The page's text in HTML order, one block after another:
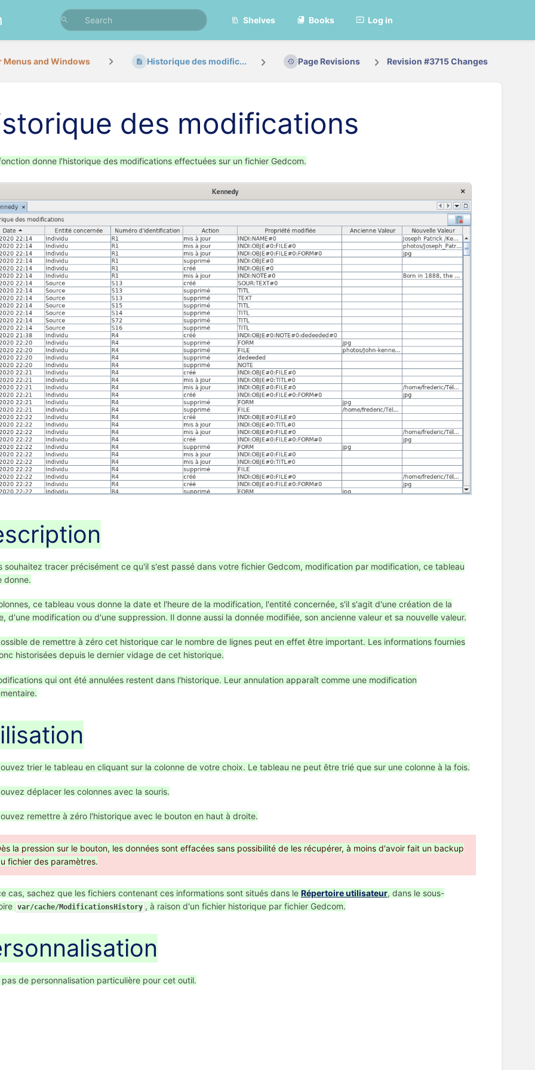
Shelves Books Log in
Menus and Windows Historique des modific... Page Revisions Revision #3715 Changes
des modifications
donne l'historique des modifications effectuées sur un fichier Gedcom.
souhaitez tracer précisément ce qu'il s'est passé dans votre fichier Gedcom, modification par modification, ce tableau
donne.
ce tableau vous donne la date et l'heure de la modification, l'entité concernée, s'il s'agit d'une création de la
d'une modification ou d'une suppression. Il donne aussi la donnée modifiée, son ancienne valeur et sa nouvelle valeur.
de remettre à zéro cet historique car le nombre de lignes peut en effet être important. Les informations fournies
historisées depuis le dernier vidage de cet historique.
qui ont été annulées restent dans l'historique. Leur annulation apparaît comme une modification
trier le tableau en cliquant sur la colonne de votre choix. Le tableau ne peut être trié que sur une colonne à la fois.
déplacer les colonnes avec la souris.
remettre à zéro l'historique avec le bouton en haut à droite.
la pression sur le bouton, les données sont effacées sans possibilité de les récupérer, à moins d'avoir fait un backup
fichier des paramètres.
cas, sachez que les fichiers contenant ces informations sont situés dans le Répertoire utilisateur, dans le sous-
var/cache/ModificationsHistory , à raison d'un fichier historique par fichier Gedcom.
de personnalisation particulière pour cet outil.